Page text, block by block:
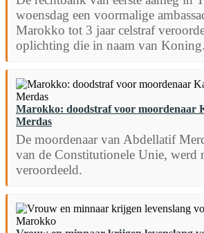
woensdag een voormalige
Marokko tot 3 jaar celstraf
oplichting die in naam van
Marokko: doodstraf voor moordenaar
Merdas
De moordenaar van Abdellatif
van de Constitutionele Unie, werd
veroordeeld.